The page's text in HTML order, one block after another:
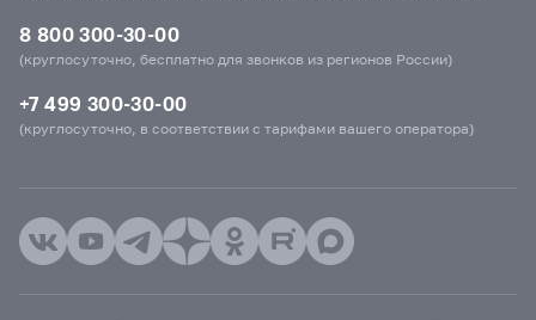
8 800 300-30-00
(круглосуточно, бесплатно для звонков из регионов России)
+7 499 300-30-00
(круглосуточно, в соответствии с тарифами вашего оператора)